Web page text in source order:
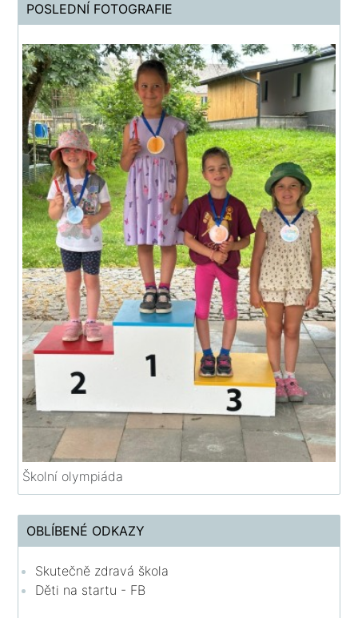
POSLEDNÍ FOTOGRAFIE
Školní olympiáda
OBLÍBENÉ ODKAZY
Skutečně zdravá škola
Děti na startu - FB